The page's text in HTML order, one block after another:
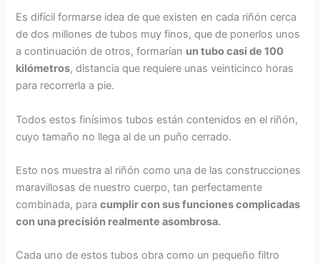
Es difícil formarse idea de que existen en cada riñón cerca
de dos millones de tubos muy finos, que de ponerlos unos
a continuación de otros, formarían un tubo casi de 100
kilómetros, distancia que requiere unas veinticinco horas
para recorrerla a pie.
Todos estos finísimos tubos están contenidos en el riñón,
cuyo tamaño no llega al de un puño cerrado.
Esto nos muestra al riñón como una de las construcciones
maravillosas de nuestro cuerpo, tan perfectamente
combinada, paracumplir con sus funciones complicadas
con una precisión realmente asombrosa.
Cada uno de estos tubos obra como un pequeño filtro